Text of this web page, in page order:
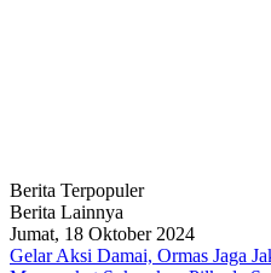
Berita Terpopuler
Berita Lainnya
Jumat, 18 Oktober 2024
Gelar Aksi Damai, Ormas Jaga